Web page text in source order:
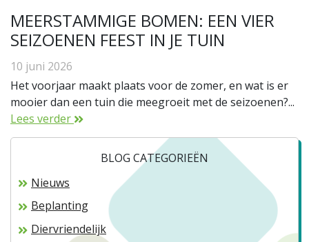
MEERSTAMMIGE BOMEN: EEN VIER
SEIZOENEN FEEST IN JE TUIN
10 juni 2026
Het voorjaar maakt plaats voor de zomer, en wat is er
mooier dan een tuin die meegroeit met de seizoenen?...
Lees verder
BLOG CATEGORIEËN
Nieuws
Beplanting
Diervriendelijk